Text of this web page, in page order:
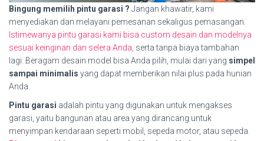
Bingung memilih pintu garasi ? Jangan khawatir, kami
menyediakan dan melayani pemesanan sekaligus pemasangan.
Istimewanya pintu garasi kami bisa custom desain dan modelnya
sesuai keinginan dan selera Anda, serta tanpa biaya tambahan
lagi. Beragam desain model bisa Anda pilih, mulai dari yang simpel
sampai minimalis yang dapat memberikan nilai plus pada hunian
Anda.
Pintu garasi adalah pintu yang digunakan untuk mengakses
garasi, yaitu bangunan atau area yang dirancang untuk
menyimpan kendaraan seperti mobil, sepeda motor, atau sepeda.